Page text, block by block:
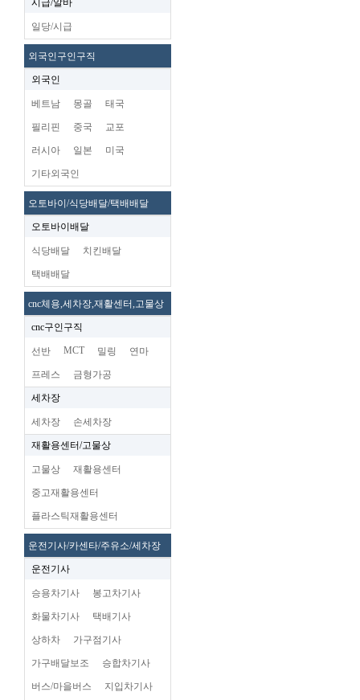
시급/알바
일당/시급
외국인구인구직
외국인
베트남 몽골 태국
필리핀 중국 교포
러시아 일본 미국
기타외국인
오토바이/식당배달/택배배달
오토바이배달
식당배달 치킨배달
택배배달
cnc체용,세차장,재활센터,고물상
cnc구인구직
선반 MCT 밀링 연마
프레스 금형가공
세차장
세차장 손세차장
재활용센터/고물상
고물상 재활용센터
중고재활용센터
플라스틱재활용센터
운전기사/카센타/주유소/세차장
운전기사
승용차기사 봉고차기사
화물차기사 택배기사
상하차 가구점기사
가구배달보조 승합차기사
버스/마을버스 지입차기사